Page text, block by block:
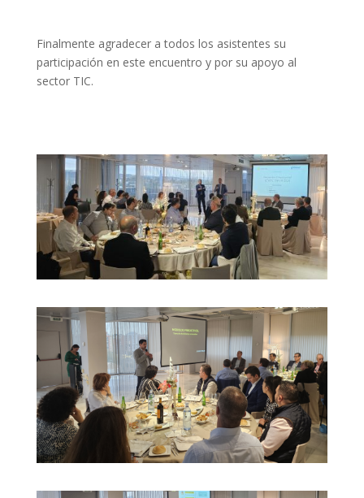
Finalmente agradecer a todos los asistentes su
participación en este encuentro y por su apoyo al
sector TIC.